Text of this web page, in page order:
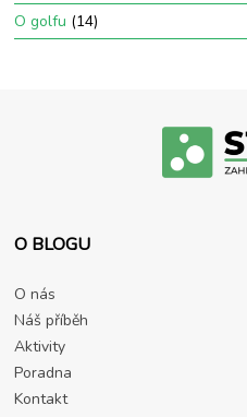
O golfu (14)
O BLOGU
O nás
Náš příběh
Aktivity
Poradna
Kontakt